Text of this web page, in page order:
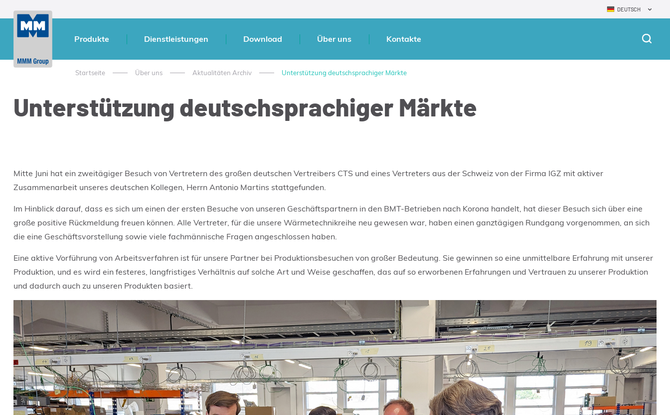
Produkte Dienstleistungen Download Über uns Kontakte
DEUTSCH
Startseite Über uns Aktualitäten Archiv Unterstützung deutschsprachiger Märkte
Unterstützung deutschsprachiger Märkte
Mitte Juni hat ein zweitägiger Besuch von Vertretern des großen deutschen Vertreibers CTS und eines Vertreters aus der Schweiz von der Firma IGZ mit aktiver
Zusammenarbeit unseres deutschen Kollegen, Herrn Antonio Martins stattgefunden.
Im Hinblick darauf, dass es sich um einen der ersten Besuche von unseren Geschäftspartnern in den BMT-Betrieben nach Korona handelt, hat dieser Besuch sich über eine
große positive Rückmeldung freuen können. Alle Vertreter, für die unsere Wärmetechnikreihe neu gewesen war, haben einen ganztägigen Rundgang vorgenommen, an sich
die eine Geschäftsvorstellung sowie viele fachmännische Fragen angeschlossen haben.
Eine aktive Vorführung von Arbeitsverfahren ist für unsere Partner bei Produktionsbesuchen von großer Bedeutung. Sie gewinnen so eine unmittelbare Erfahrung mit unserer
Produktion, und es wird ein festeres, langfristiges Verhältnis auf solche Art und Weise geschaffen, das auf so erworbenen Erfahrungen und Vertrauen zu unserer Produktion
und dadurch auch zu unseren Produkten basiert.